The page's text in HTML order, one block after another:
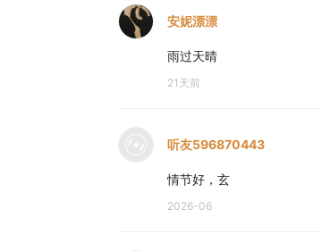
安妮漂漂
雨过天晴
21天前
听友596870443
情节好，玄
2026-06